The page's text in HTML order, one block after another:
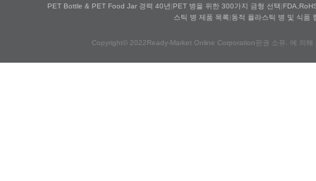
PET Bottle & PET Food Jar 경력 40년 |PET 병을 위한 300가지 금형 선택|
스틱 병 제품 목록|동적 플라스틱 병 및 식품
Copyright© 2022Ready-Market Online Corporation판권 소유. 에 의해